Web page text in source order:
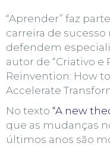
“Aprender” faz
carreira de sucesso
defendem
autor de “Criativo e
Reinvention: How
Accelerate
No texto “A new
que as mudanças
últimos anos são